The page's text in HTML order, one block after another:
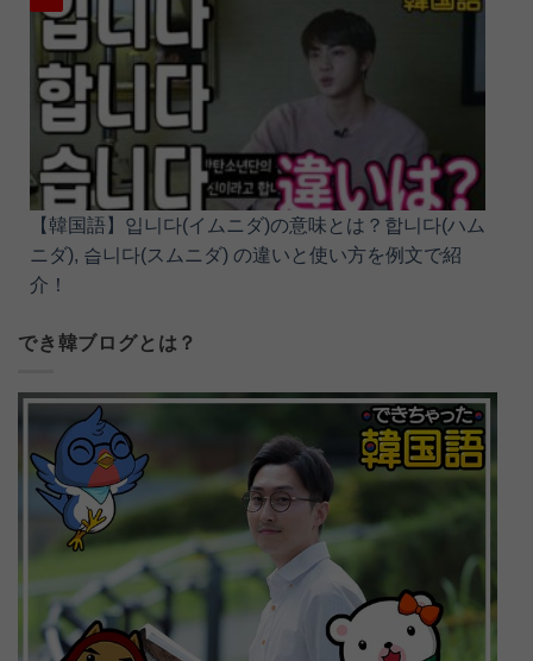
【韓国語】입니다(イムニダ)の意味とは？합니다(ハム
ニダ), 습니다(スムニダ) の違いと使い方を例文で紹
介！
でき韓ブログとは？